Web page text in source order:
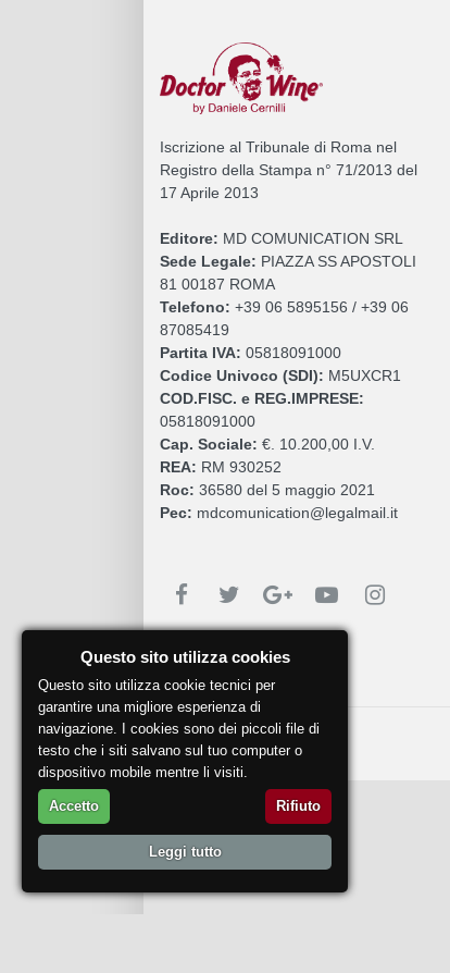
Iscrizione al Tribunale di Roma nel
Registro della Stampa n° 71/2013 del
17 Aprile 2013
Editore: MD COMUNICATION SRL
Sede Legale: PIAZZA SS APOSTOLI
81 00187 ROMA
Telefono: +39 06 5895156 / +39 06
87085419
Partita IVA: 05818091000
Codice Univoco (SDI): M5UXCR1
COD.FISC. e REG.IMPRESE:
05818091000
Cap. Sociale: €. 10.200,00 I.V.
REA: RM 930252
Roc: 36580 del 5 maggio 2021
Pec: mdcomunication@legalmail.it
Segnala un problema
© 2018DoctorWine.
Questo sito utilizza cookies
Questo sito utilizza cookie tecnici per
garantire una migliore esperienza di
navigazione. I cookies sono dei piccoli file di
testo che i siti salvano sul tuo computer o
dispositivo mobile mentre li visiti.
Accetto Rifiuto
Leggi tutto